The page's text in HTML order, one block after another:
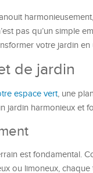
pas qu’un simple
votre jardin
de jardin
espace vert, une
jardin harmonieux et
est fondamental.
ou limoneux,